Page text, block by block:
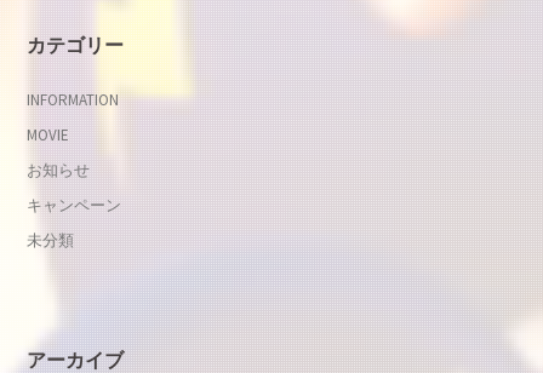
カテゴリー
INFORMATION
MOVIE
お知らせ
キャンペーン
未分類
アーカイブ